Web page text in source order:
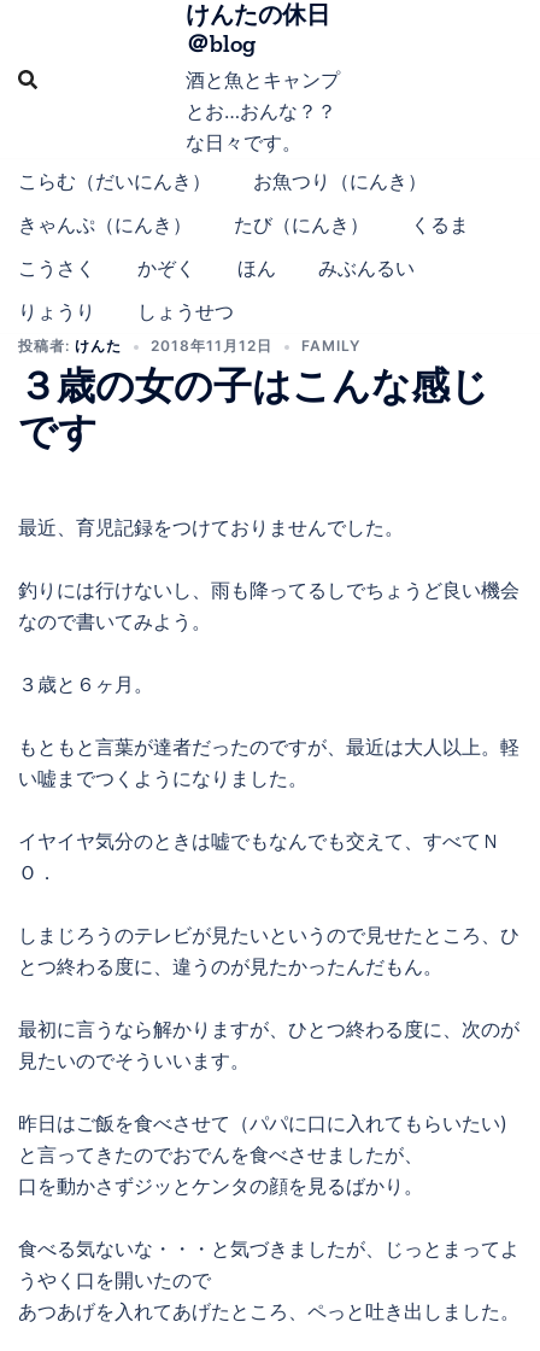
けんたの休日
＠blog
酒と魚とキャンプ
とお…おんな？？
な日々です。
こらむ（だいにんき）
お魚つり（にんき）
きゃんぷ（にんき）
たび（にんき）
くるま
こうさく
かぞく ほん
みぶんるい
りょうり
しょうせつ
投稿者: けんた 2018年11月12日 FAMILY
３歳の女の子はこんな感じ
です
最近、育児記録をつけておりませんでした。
釣りには行けないし、雨も降ってるしでちょうど良い機会
なので書いてみよう。
３歳と６ヶ月。
もともと言葉が達者だったのですが、最近は大人以上。軽
い嘘までつくようになりました。
イヤイヤ気分のときは嘘でもなんでも交えて、すべてＮ
Ｏ．
しまじろうのテレビが見たいというので見せたところ、ひ
とつ終わる度に、違うのが見たかったんだもん。
最初に言うなら解かりますが、ひとつ終わる度に、次のが
見たいのでそういいます。
昨日はご飯を食べさせて（パパに口に入れてもらいたい)
と言ってきたのでおでんを食べさせましたが、
口を動かさずジッとケンタの顔を見るばかり。
食べる気ないな・・・と気づきましたが、じっとまってよ
うやく口を開いたので
あつあげを入れてあげたところ、ペっと吐き出しました。